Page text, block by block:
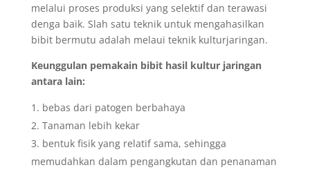
melalui proses produksi yang selektif dan terawasi
denga baik. Slah satu teknik untuk mengahasilkan
bibit bermutu adalah melaui teknik kulturjaringan.
Keunggulan pemakain bibit hasil kultur jaringan
antara lain:
bebas dari patogen berbahaya
Tanaman lebih kekar
bentuk fisik yang relatif sama, sehingga
memudahkan dalam pengangkutan dan penanaman